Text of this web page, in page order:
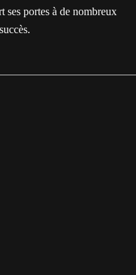
ses portes à de nombreux